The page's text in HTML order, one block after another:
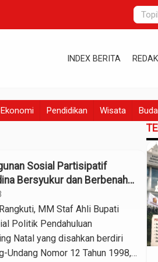
INDEX BERITA
Ekonomi Pendidikan Wisata
Sosial Partisipatif
Bersyukur dan Berbenah
Natal
MM Staf Ahli Bupati
Politik Pendahuluan
Natal yang disahkan berdiri
Undang Nomor 12 Tahun 1998,